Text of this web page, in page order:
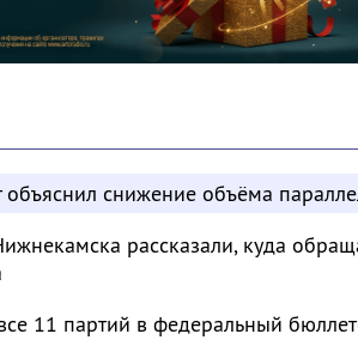
объяснил снижение объёма
рассказали, куда
11 партий в федеральный